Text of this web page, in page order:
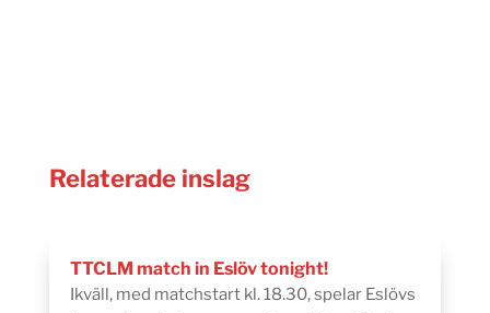
Relaterade inslag
TTCLM match in Eslöv tonight!
Ikväll, med matchstart kl. 18.30, spelar Eslövs